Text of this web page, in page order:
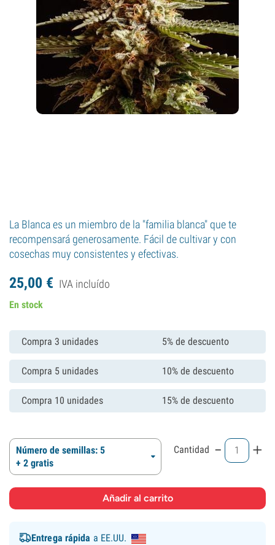
La Blanca es un miembro de la "familia blanca" que te
recompensará generosamente. Fácil de cultivar y con
cosechas muy consistentes y efectivas.
25,00 € IVA incluído
En stock
Compra 3 unidades 5% de descuento
Compra 5 unidades 10% de descuento
Compra 10 unidades 15% de descuento
Número de semillas: 5
+ 2 gratis
Cantidad - +
Entrega rápida a EE.UU.